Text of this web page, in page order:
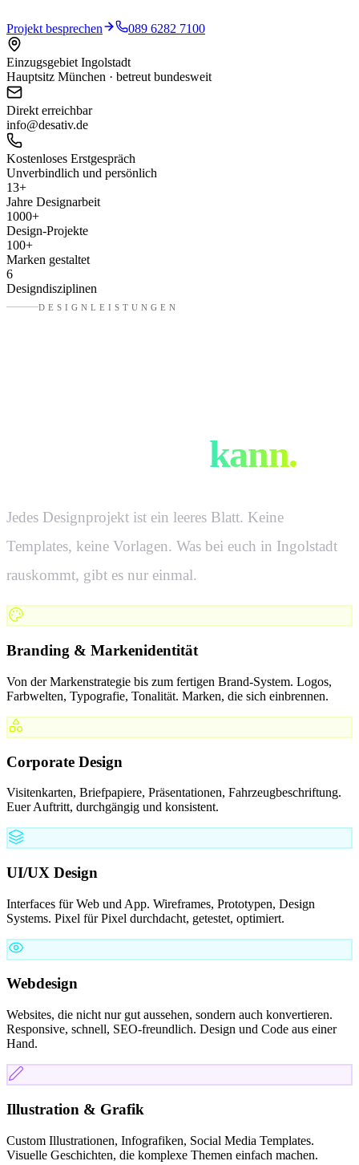
Projekt besprechen 089 6282 7100
Einzugsgebiet Ingolstadt
Hauptsitz München · betreut bundesweit
Direkt erreichbar
info@desativ.de
Kostenloses Erstgespräch
Unverbindlich und persönlich
13+
Jahre Designarbeit
1000+
Design-Projekte
100+
Marken gestaltet
6
Designdisziplinen
DESIGNLEISTUNGEN
kann.
Jedes Designprojekt ist ein leeres Blatt. Keine
Templates, keine Vorlagen. Was bei euch in Ingolstadt
rauskommt, gibt es nur einmal.
Branding & Markenidentität
Von der Markenstrategie bis zum fertigen Brand-System. Logos,
Farbwelten, Typografie, Tonalität. Marken, die sich einbrennen.
Corporate Design
Visitenkarten, Briefpapiere, Präsentationen, Fahrzeugbeschriftung.
Euer Auftritt, durchgängig und konsistent.
UI/UX Design
Interfaces für Web und App. Wireframes, Prototypen, Design
Systems. Pixel für Pixel durchdacht, getestet, optimiert.
Webdesign
Websites, die nicht nur gut aussehen, sondern auch konvertieren.
Responsive, schnell, SEO-freundlich. Design und Code aus einer
Hand.
Illustration & Grafik
Custom Illustrationen, Infografiken, Social Media Templates.
Visuelle Geschichten, die komplexe Themen einfach machen.